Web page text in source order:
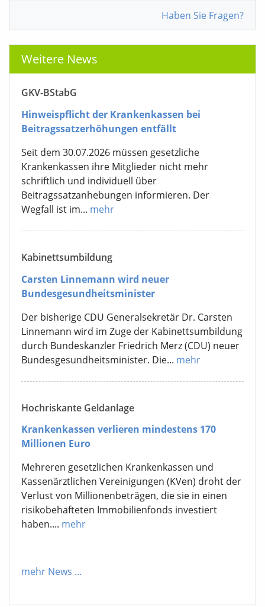
Haben Sie Fragen?
Weitere News
GKV-BStabG
Hinweispflicht der Krankenkassen bei
Beitragssatzerhöhungen entfällt
Seit dem 30.07.2026 müssen gesetzliche
Krankenkassen ihre Mitglieder nicht mehr
schriftlich und individuell über
Beitragssatzanhebungen informieren. Der
Wegfall ist im... mehr
Kabinettsumbildung
Carsten Linnemann wird neuer
Bundesgesundheitsminister
Der bisherige CDU Generalsekretär Dr. Carsten
Linnemann wird im Zuge der Kabinettsumbildung
durch Bundeskanzler Friedrich Merz (CDU) neuer
Bundesgesundheitsminister. Die... mehr
Hochriskante Geldanlage
Krankenkassen verlieren mindestens 170
Millionen Euro
Mehreren gesetzlichen Krankenkassen und
Kassenärztlichen Vereinigungen (KVen) droht der
Verlust von Millionenbeträgen, die sie in einen
risikobehafteten Immobilienfonds investiert
haben.... mehr
mehr News ...